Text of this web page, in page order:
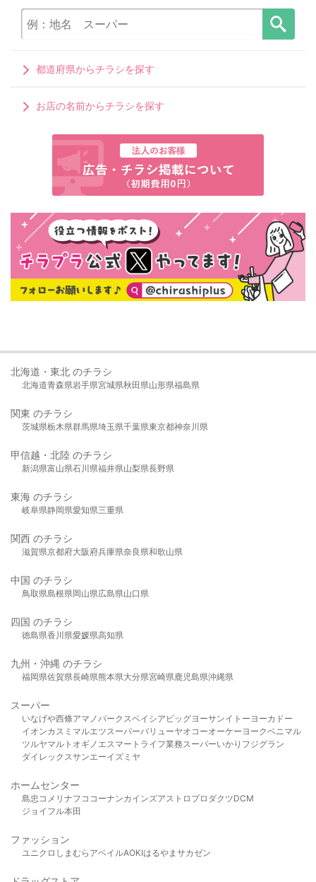
都道府県からチラシを探す
お店の名前からチラシを探す
北海道・東北 のチラシ
北海道青森県岩手県宮城県秋田県山形県福島県
関東 のチラシ
茨城県栃木県群馬県埼玉県千葉県東京都神奈川県
甲信越・北陸 のチラシ
新潟県富山県石川県福井県山梨県長野県
東海 のチラシ
岐阜県静岡県愛知県三重県
関西 のチラシ
滋賀県京都府大阪府兵庫県奈良県和歌山県
中国 のチラシ
鳥取県島根県岡山県広島県山口県
四国 のチラシ
徳島県香川県愛媛県高知県
九州・沖縄 のチラシ
福岡県佐賀県長崎県熊本県大分県宮崎県鹿児島県沖縄県
スーパー
いなげや西條アマノパークスベイシア ビッグヨーサンイトーヨーカドー
イオンカスミ マルエツスーパーバリューヤオコーオーケー ヨークベニマル
ツルヤマルト オギノ エスマート ライフ業務スーパーいかり フジグラン
ダイレックスサンエーイズミヤ
ホームセンター
島忠 コメリ ナフコ コーナンカインズアストロプロダクツDCM
ジョイフル本田
ファッション
ユニクロ しまむら アベイルAOKIはるやま サカゼン